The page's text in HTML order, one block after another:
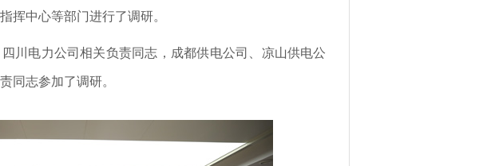
挥中心等部门进行了调研。
川电力公司相关负责同志，成都供电公司、凉山供电公
同志参加了调研。